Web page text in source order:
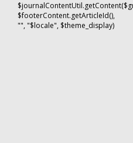
$footerContent.getArticleId(),
"", "$locale", $theme_display)